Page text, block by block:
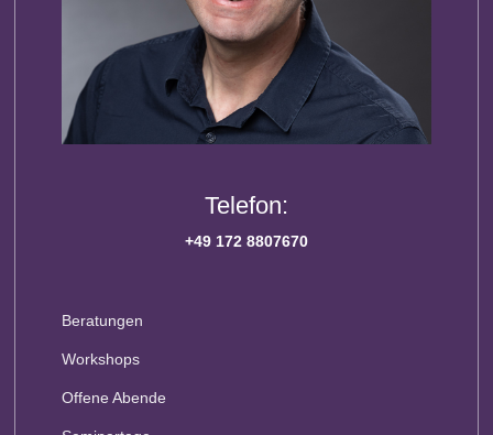
Telefon:
+49 172 8807670
Beratungen
Workshops
Offene Abende